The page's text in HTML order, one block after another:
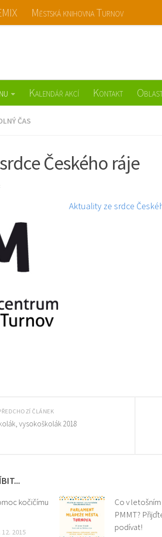
Městská knihovna Turnov
Kalendář akcí Kontakt
ČAS
Českého ráje
Aktuality ze srdce
ČLÁNEK
vysokoškolák 2018
kočičímu
12. 2015
Co v
PMMT?
podívat!